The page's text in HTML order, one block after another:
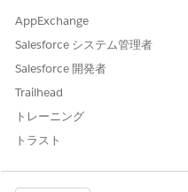
AppExchange
Salesforce システム管理者
Salesforce 開発者
Trailhead
トレーニング
トラスト